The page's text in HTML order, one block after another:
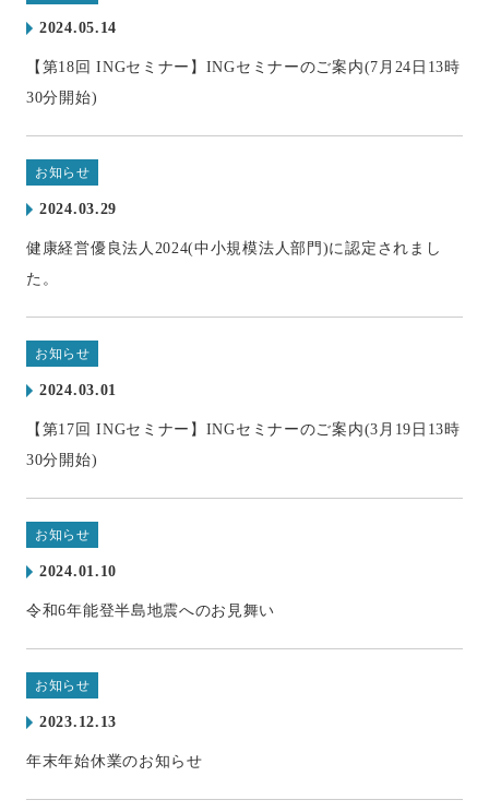
2024.05.14
【第18回 INGセミナー】INGセミナーのご案内(7月24日13時
30分開始)
お知らせ
2024.03.29
健康経営優良法人2024(中小規模法人部門)に認定されまし
た。
お知らせ
2024.03.01
【第17回 INGセミナー】INGセミナーのご案内(3月19日13時
30分開始)
お知らせ
2024.01.10
令和6年能登半島地震へのお見舞い
お知らせ
2023.12.13
年末年始休業のお知らせ